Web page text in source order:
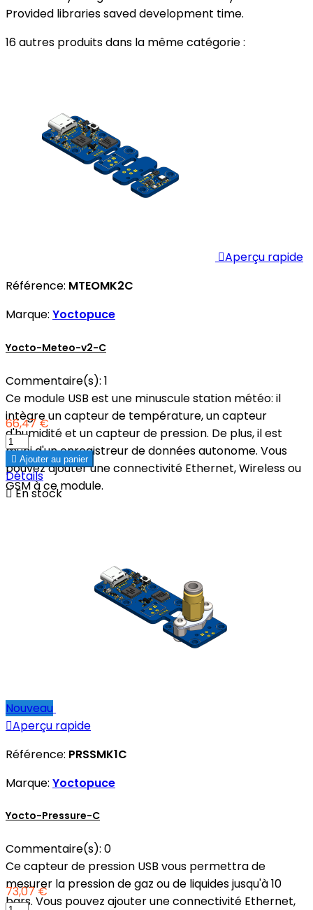
Provided libraries saved development time.
16 autres produits dans la même catégorie :
Aperçu rapide
Référence: MTEOMK2C
Marque: Yoctopuce
Yocto-Meteo-v2-C
Commentaire(s): 1
Ce module USB est une minuscule station météo: il
intègre un capteur de température, un capteur
d'humidité et un capteur de pression. De plus, il est
muni d'un enregistreur de données autonome. Vous
pouvez ajouter une connectivité Ethernet, Wireless ou
GSM à ce module.
66,47 €
 Ajouter au panier
Détails
En stock
Nouveau
Aperçu rapide
Référence: PRSSMK1C
Marque: Yoctopuce
Yocto-Pressure-C
Commentaire(s): 0
Ce capteur de pression USB vous permettra de
mesurer la pression de gaz ou de liquides jusqu'à 10
bars. Vous pouvez ajouter une connectivité Ethernet,
73,07 €